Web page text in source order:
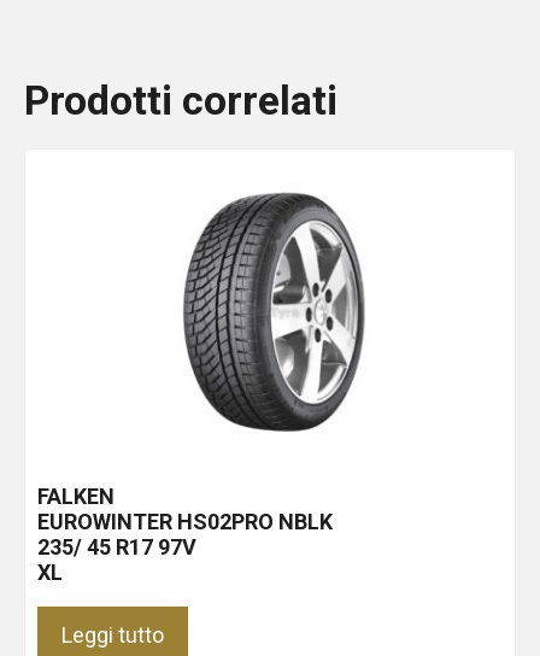
Prodotti correlati
FALKEN
EUROWINTER HS02PRO NBLK
235/ 45 R17 97V
XL
Leggi tutto